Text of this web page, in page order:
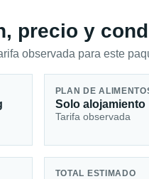
precio y
observada para este
PLAN DE
Solo alojamiento
Tarifa observada
TOTAL ESTIMADO